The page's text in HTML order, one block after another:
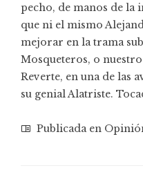
pecho, de manos de la
que ni el mismo
mejorar en la trama
Mosqueteros, o
Reverte, en una de las
su genial Alatriste.
Publicada en